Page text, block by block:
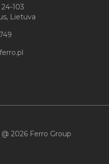
103
Lietuva
2026 Ferro Group